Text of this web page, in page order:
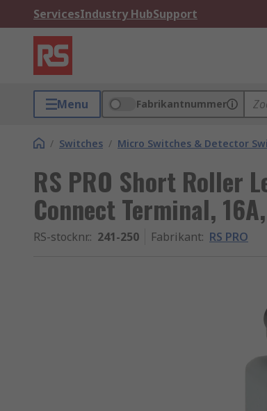
ServicesIndustry HubSupport
Menu Fabrikantnummer
/ Switches / Micro Switches & Detector
RS PRO Short Roller
Connect Terminal,
RS-stocknr.: 241-250 Fabrikant: RS PRO